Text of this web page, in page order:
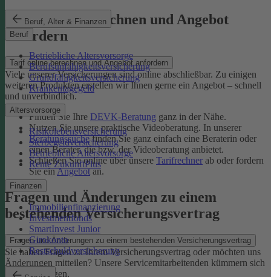
Beruf, Alter & Finanzen
Beruf
Betriebliche Altersvorsorge
Berufsunfähigkeitsversicherung
Grundfähigkeitsversicherung
Krankentagegeld
Altersvorsorge
Risikolebensversicherung
Sterbegeldversicherung
Betriebliche Altersvorsorge
Rente ZukunftPlus
Finanzen
Immobilienfinanzierung
Investmentfonds
SmartInvest Junior
Girokonto
Restschuldversicherung
Tarif online berechnen und Angebot
anfordern
Tarif online berechnen und Angebot anfordern
Viele unserer Versicherungen sind online abschließbar. Zu einigen
weiteren Produkten erstellen wir Ihnen gerne ein Angebot – schnell
und unverbindlich.
Finden Sie Ihre DEVK-Beratung ganz in der Nähe.
Nutzen Sie unsere praktische Videoberatung. In unserer
Beratungssuchefinden Sie ganz einfach eine Beraterin oder
einen Berater, die bzw. der Videoberatung anbietet.
Schließen Sie online über unsere Tarifrechner ab oder fordern
Sie einAngebotan.
Fragen und Änderungen zu einem
bestehenden Versicherungsvertrag
Fragen und Änderungen zu einem bestehenden Versicherungsvertrag
Sie haben Fragen zu Ihrem Versicherungsvertrag oder möchten uns
Änderungen mitteilen? Unsere Servicemitarbeitenden kümmern sich
um Ihr Anliegen.